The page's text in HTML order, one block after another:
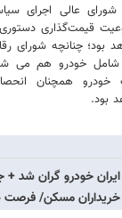
قیمت‌گذاری
بود؛ چنانچه شورای
شامل خودرو هم می
همچنان
بود.
ایران خودرو گران شد
خریداران مسکن/ فرصت